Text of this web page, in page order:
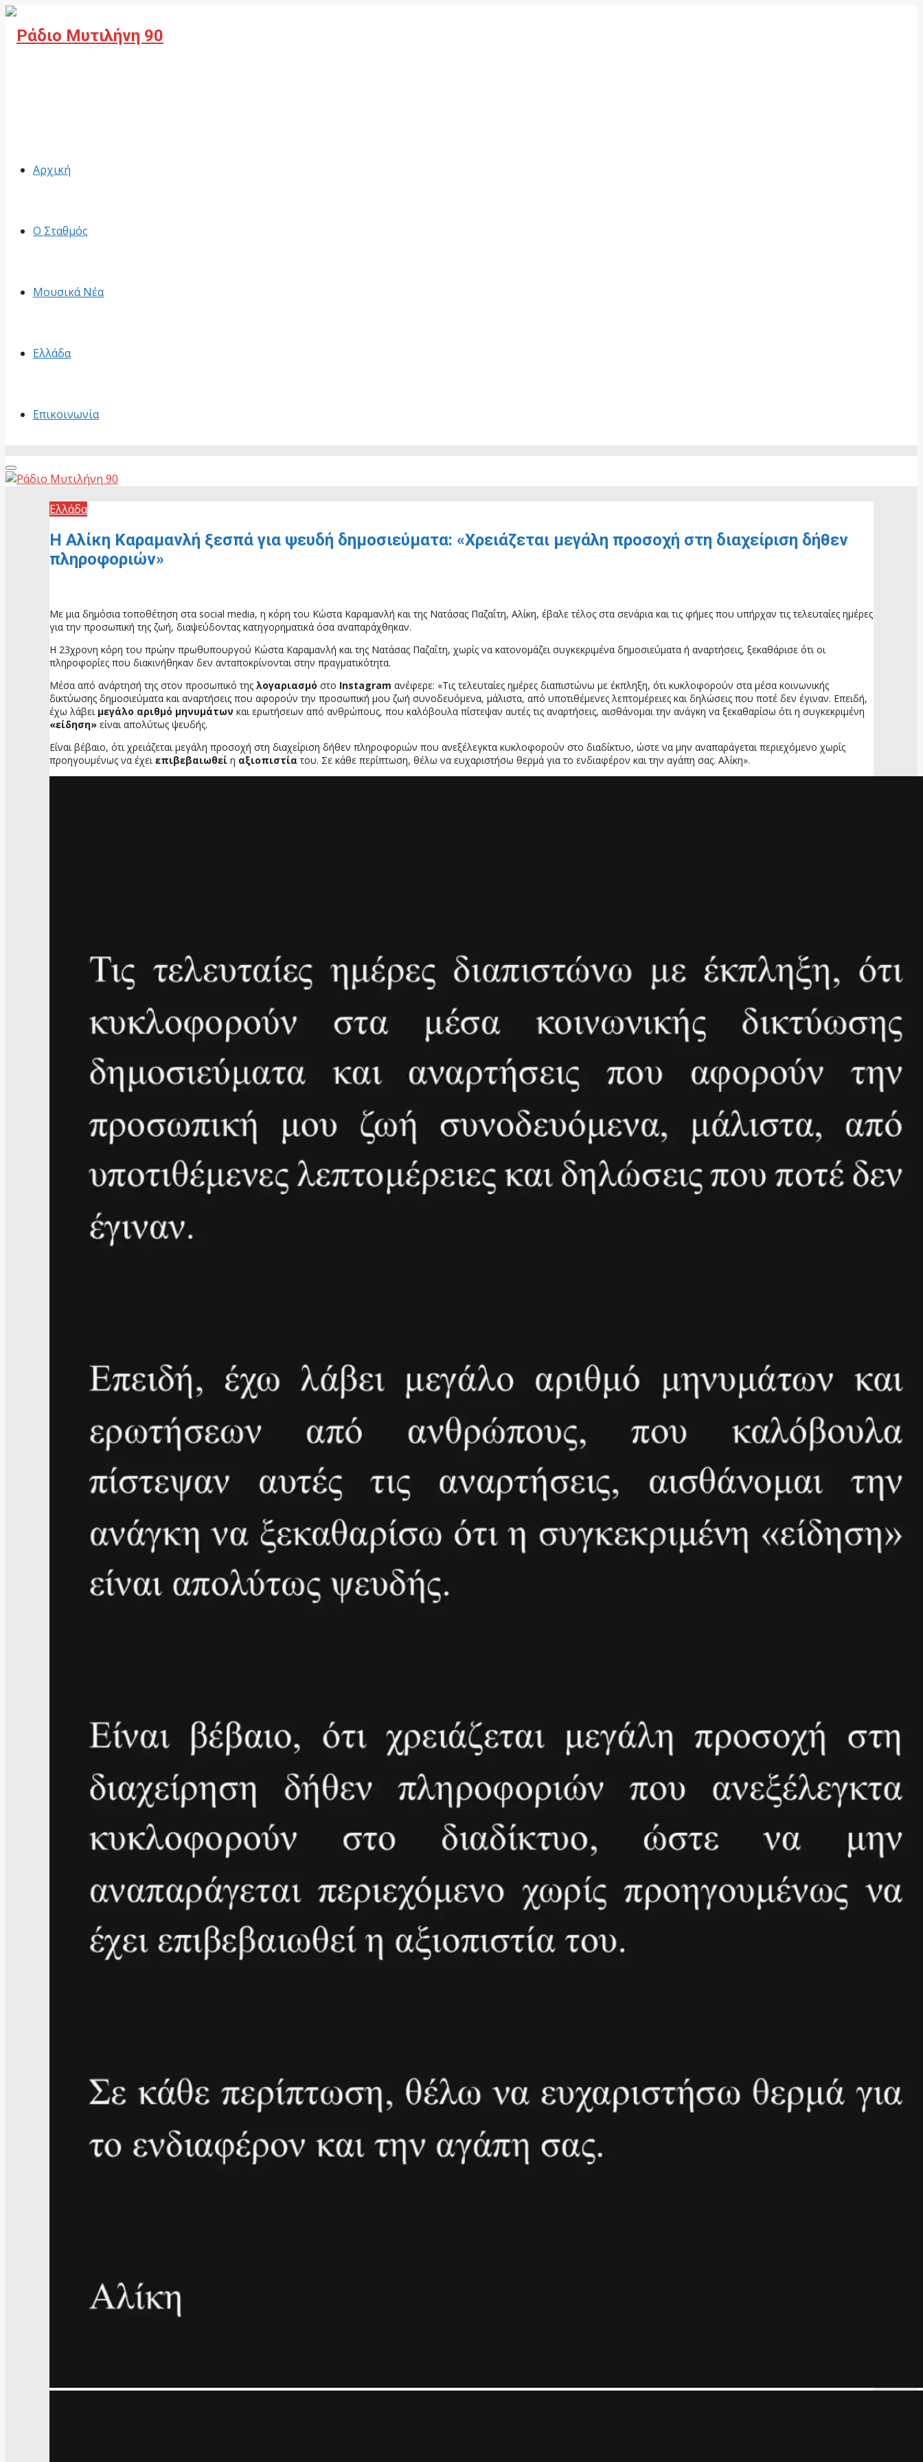
Αρχική
Ο Σταθμός
Μουσικά Νέα
Ελλάδα
Επικοινωνία
Primary
Menu
Ελλάδα
Η Αλίκη Καραμανλή ξεσπά για ψευδή δημοσιεύματα: «Χρειάζεται μεγάλη προσοχή στη διαχείριση δήθεν
πληροφοριών»
Με μια δημόσια τοποθέτηση στα social media, η κόρη του Κώστα Καραμανλή και της Νατάσας Παζαΐτη, Αλίκη, έβαλε τέλος στα σενάρια και τις φήμες που υπήρχαν τις τελευταίες ημέρες
για την προσωπική της ζωή, διαψεύδοντας κατηγορηματικά όσα αναπαράχθηκαν.
Η 23χρονη κόρη του πρώην πρωθυπουργού Κώστα Καραμανλή και της Νατάσας Παζαΐτη, χωρίς να κατονομάζει συγκεκριμένα δημοσιεύματα ή αναρτήσεις, ξεκαθάρισε ότι οι
πληροφορίες που διακινήθηκαν δεν ανταποκρίνονται στην πραγματικότητα.
Μέσα από ανάρτησή της στον προσωπικό της λογαριασμό στο Instagram ανέφερε: «Τις τελευταίες ημέρες διαπιστώνω με έκπληξη, ότι κυκλοφορούν στα μέσα κοινωνικής
δικτύωσης δημοσιεύματα και αναρτήσεις που αφορούν την προσωπική μου ζωή συνοδευόμενα, μάλιστα, από υποτιθέμενες λεπτομέρειες και δηλώσεις που ποτέ δεν έγιναν. Επειδή,
έχω λάβει μεγάλο αριθμό μηνυμάτων και ερωτήσεων από ανθρώπους, που καλόβουλα πίστεψαν αυτές τις αναρτήσεις, αισθάνομαι την ανάγκη να ξεκαθαρίσω ότι η συγκεκριμένη
«είδηση» είναι απολύτως ψευδής.
Είναι βέβαιο, ότι χρειάζεται μεγάλη προσοχή στη διαχείριση δήθεν πληροφοριών που ανεξέλεγκτα κυκλοφορούν στο διαδίκτυο, ώστε να μην αναπαράγεται περιεχόμενο χωρίς
προηγουμένως να έχειεπιβεβαιωθεί η αξιοπιστία του. Σε κάθε περίπτωση, θέλω να ευχαριστήσω θερμά για το ενδιαφέρον και την αγάπη σας. Αλίκη».